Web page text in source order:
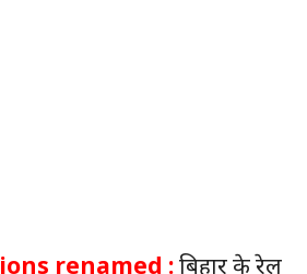
renamed :बिहार के रेल